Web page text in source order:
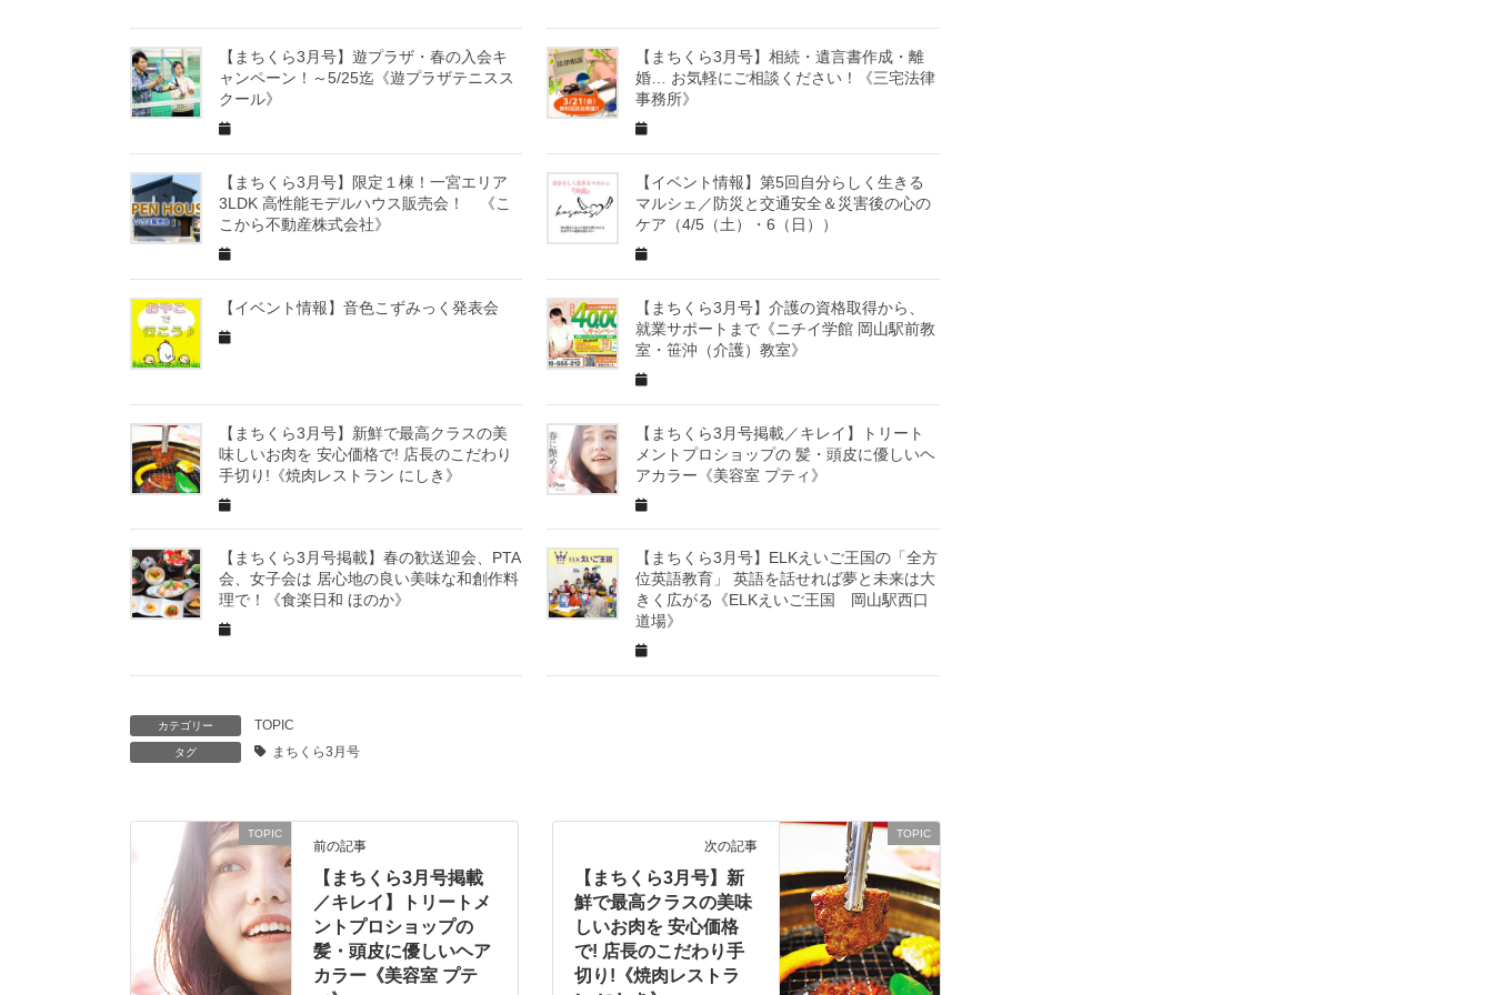
【まちくら3月号】 遊プラザ・春の入会キ
ャンペーン！～5/25迄《遊プラザテニスス
クール》
【まちくら3月号】相続・遺言書作成・離
婚… お気軽にご相談ください！《三宅法律
事務所》
【まちくら3月号】限定１棟！一宮エリア
3LDK 高性能モデルハウス販売会！ 《こ
こから不動産株式会社》
【イベント情報】第5回自分らしく生きる
マルシェ／防災と交通安全＆災害後の心の
ケア（4/5（土）・6（日））
【イベント情報】音色こずみっく発表会
【まちくら3月号】介護の資格取得から、
就業サポートまで《ニチイ学館 岡山駅前教
室・笹沖（介護）教室》
【まちくら3月号】新鮮で最高クラスの美
味しいお肉を 安心価格で! 店長のこだわり
手切り!《焼肉レストラン にしき》
【まちくら3月号掲載／キレイ】トリート
メントプロショップの 髪・頭皮に優しいヘ
アカラー《美容室 プティ》
【まちくら3月号掲載】春の歓送迎会、PTA
会、女子会は 居心地の良い美味な和創作料
理で！《食楽日和 ほのか》
【まちくら3月号】ELKえいご王国の「全方
位英語教育」 英語を話せれば夢と未来は大
きく広がる《ELKえいご王国 岡山駅西口
道場》
カテゴリー TOPIC
タグ まちくら3月号
TOPIC
前の記事
【まちくら3月号掲載
／キレイ】トリートメ
ントプロショップの
髪・頭皮に優しいヘア
カラー《美容室 プテ
TOPIC
次の記事
【まちくら3月号】新
鮮で最高クラスの美味
しいお肉を 安心価格
で! 店長のこだわり手
切り!《焼肉レストラ